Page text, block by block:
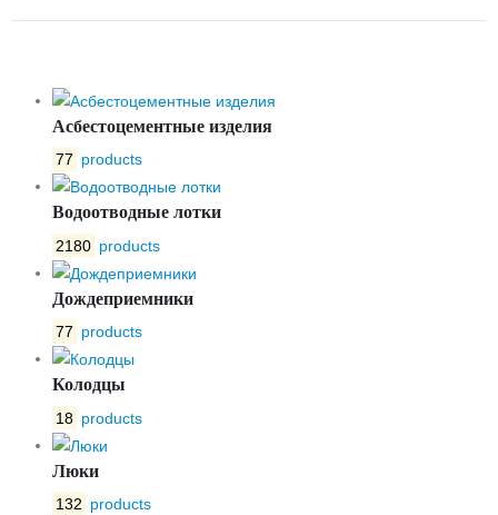
Асбестоцементные изделия
77 products
Водоотводные лотки
2180 products
Дождеприемники
77 products
Колодцы
18 products
Люки
132 products